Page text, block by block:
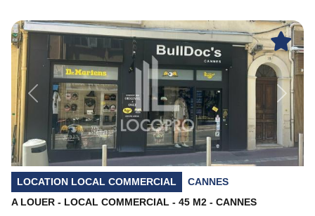
Previous Next
LOCATION LOCAL COMMERCIAL
CANNES
A LOUER - LOCAL COMMERCIAL - 45 M2 - CANNES